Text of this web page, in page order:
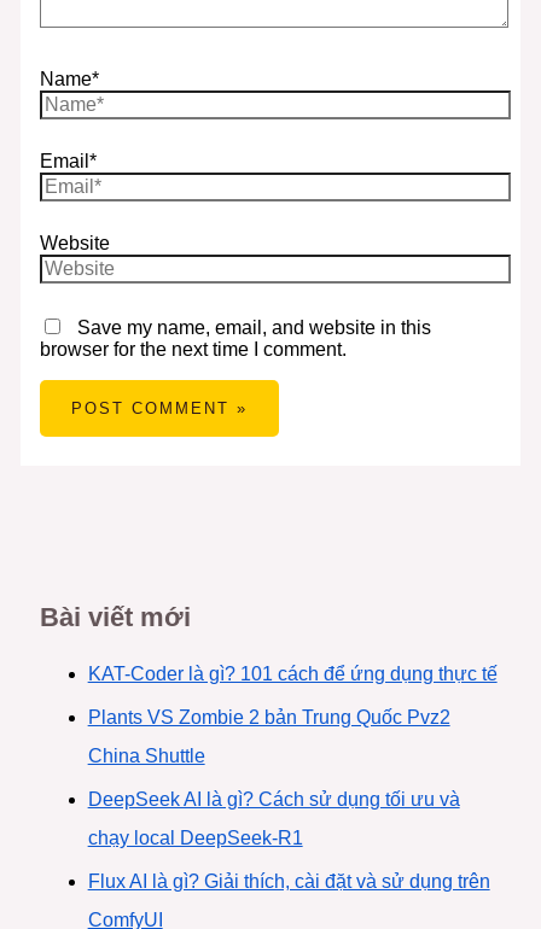
Name*
Email*
Website
Save my name, email, and website in this
browser for the next time I comment.
Bài viết mới
KAT-Coder là gì? 101 cách để ứng dụng thực tế
Plants VS Zombie 2 bản Trung Quốc Pvz2
China Shuttle
DeepSeek AI là gì? Cách sử dụng tối ưu và
chạy local DeepSeek-R1
Flux AI là gì? Giải thích, cài đặt và sử dụng trên
ComfyUI